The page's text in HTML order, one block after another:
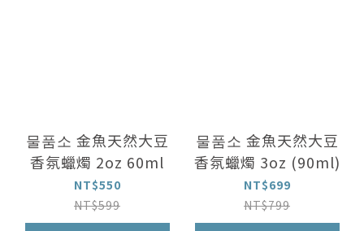
물품소 金魚天然大豆
香氛蠟燭 2oz 60ml
NT$550
NT$599
물품소 金魚天然大豆
香氛蠟燭 3oz (90ml)
NT$699
NT$799